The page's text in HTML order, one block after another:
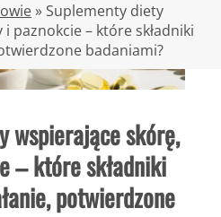
» Suplementy diety
paznokcie – które składniki
badaniami?
wspierające skórę,
– które składniki
potwierdzone